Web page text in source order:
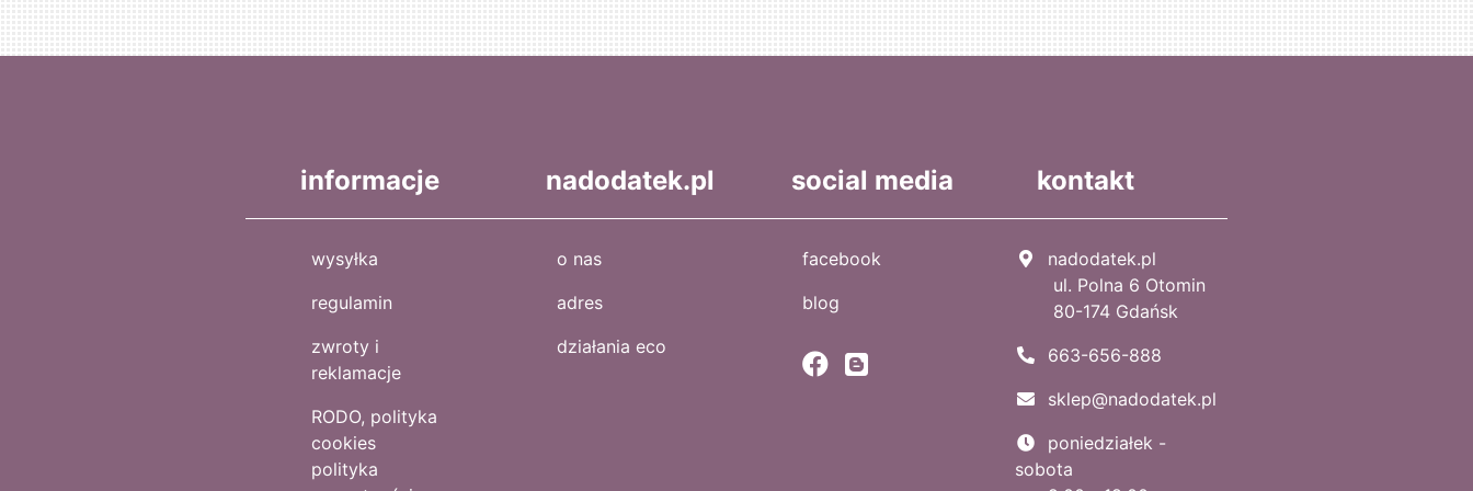
informacje
wysyłka
regulamin
zwroty i
reklamacje
RODO, polityka
cookies
polityka
nadodatek.pl
o nas
adres
działania eco
social media
facebook
blog
kontakt
nadodatek.pl
ul. Polna 6 Otomin
80-174 Gdańsk
663-656-888
sklep@nadodatek.pl
poniedziałek -
sobota